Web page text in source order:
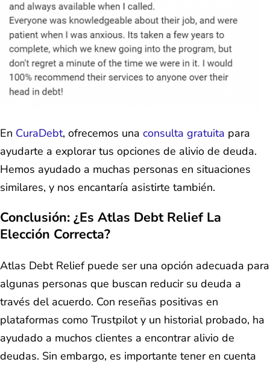
En CuraDebt, ofrecemos una consulta gratuita para
ayudarte a explorar tus opciones de alivio de deuda.
Hemos ayudado a muchas personas en situaciones
similares, y nos encantaría asistirte también.
Conclusión: ¿Es Atlas Debt Relief La
Elección Correcta?
Atlas Debt Relief puede ser una opción adecuada para
algunas personas que buscan reducir su deuda a
través del acuerdo. Con reseñas positivas en
plataformas como Trustpilot y un historial probado, ha
ayudado a muchos clientes a encontrar alivio de
deudas. Sin embargo, es importante tener en cuenta